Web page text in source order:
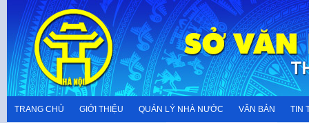
content
TRANG CHỦ GIỚI THIỆU QUẢN LÝ NHÀ NƯỚC VĂN BẢN TIN